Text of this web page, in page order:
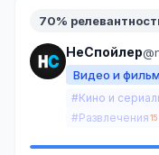
70%
НеСпойлер
Видео и
#Кино и
#Развлечения 15